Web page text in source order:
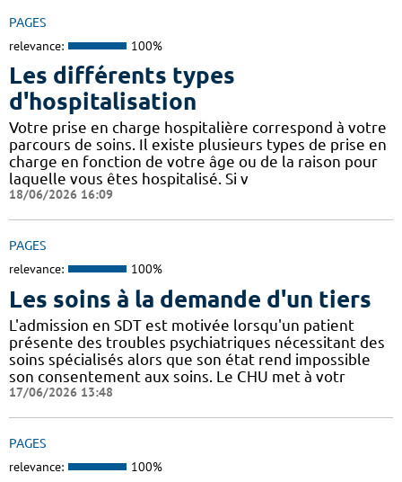
PAGES
relevance: 100%
Les différents types
d'hospitalisation
Votre prise en charge hospitalière correspond à votre
parcours de soins. Il existe plusieurs types de prise en
charge en fonction de votre âge ou de la raison pour
laquelle vous êtes hospitalisé. Si v
18/06/2026 16:09
PAGES
relevance: 100%
Les soins à la demande d'un tiers
L'admission en SDT est motivée lorsqu'un patient
présente des troubles psychiatriques nécessitant des
soins spécialisés alors que son état rend impossible
son consentement aux soins. Le CHU met à votr
17/06/2026 13:48
PAGES
relevance: 100%